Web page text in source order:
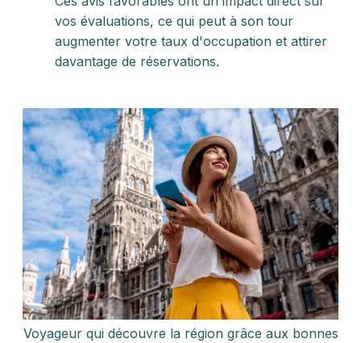
vos évaluations, ce qui peut à son tour
augmenter votre taux d'occupation et attirer
davantage de réservations.
Voyageur qui découvre la région grâce aux bonnes